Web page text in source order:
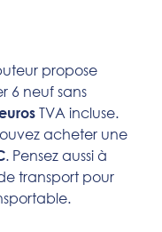
propose
6 neuf sans
TVA incluse.
acheter une
. Pensez aussi à
transport pour